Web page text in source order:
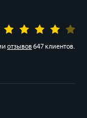
отзывов647 клиентов.